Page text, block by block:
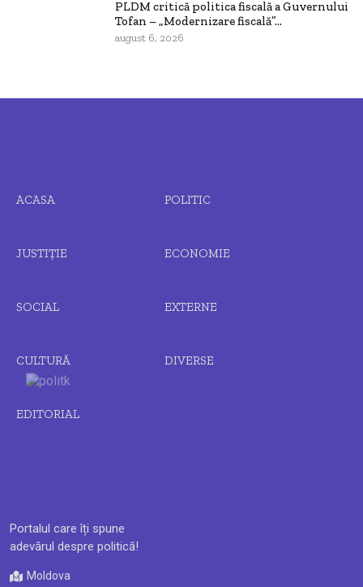
PLDM critică politica fiscală a Guvernului
Tofan – „Modernizare fiscală”...
august 6, 2026
Portalul care îți spune
adevărul despre politică!
Moldova
ACASA POLITIC
JUSTIȚIE ECONOMIE
SOCIAL EXTERNE
CULTURĂ DIVERSE
EDITORIAL